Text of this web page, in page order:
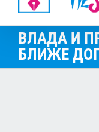
ВЛАДА И
БЛИЖЕ